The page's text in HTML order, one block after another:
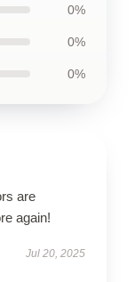
0%
0%
0%
are
again!
Jul 20, 2025